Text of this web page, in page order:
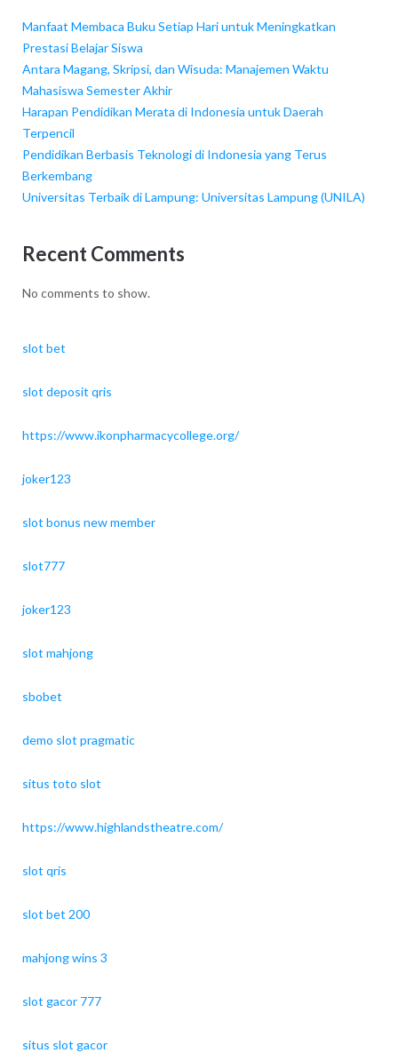
Manfaat Membaca Buku Setiap Hari untuk Meningkatkan
Prestasi Belajar Siswa
Antara Magang, Skripsi, dan Wisuda: Manajemen Waktu
Mahasiswa Semester Akhir
Harapan Pendidikan Merata di Indonesia untuk Daerah
Terpencil
Pendidikan Berbasis Teknologi di Indonesia yang Terus
Berkembang
Universitas Terbaik di Lampung: Universitas Lampung (UNILA)
Recent Comments
No comments to show.
slot bet
slot deposit qris
https://www.ikonpharmacycollege.org/
joker123
slot bonus new member
slot777
joker123
slot mahjong
sbobet
demo slot pragmatic
situs toto slot
https://www.highlandstheatre.com/
slot qris
slot bet 200
mahjong wins 3
slot gacor 777
situs slot gacor